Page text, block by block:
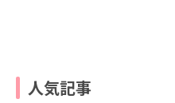
人気記事